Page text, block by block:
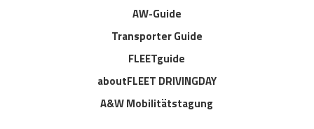
AW-Guide
Transporter Guide
FLEETguide
aboutFLEET DRIVINGDAY
A&W Mobilitätstagung